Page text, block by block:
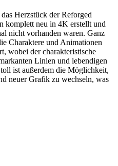
Herzstück der Reforged
komplett neu in 4K erstellt und
nicht vorhanden waren. Ganz
Charaktere und Animationen
wobei der charakteristische
Linien und lebendigen
ist außerdem die Möglichkeit,
neuer Grafik zu wechseln, was